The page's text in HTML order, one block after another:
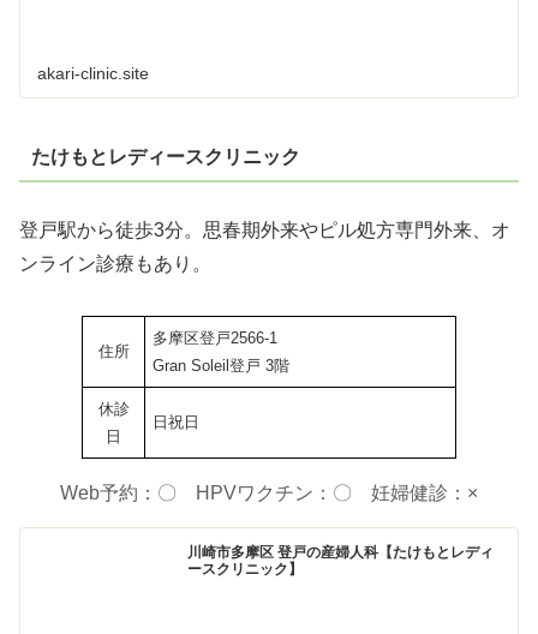
akari-clinic.site
たけもとレディースクリニック
登戸駅から徒歩3分。思春期外来やピル処方専門外来、オ
ンライン診療もあり。
住所
多摩区登戸2566-1
Gran Soleil登戸 3階
休診
日
日祝日
Web予約：〇 HPVワクチン：〇 妊婦健診：×
川崎市多摩区 登戸の産婦人科【たけもとレディ
ースクリニック】